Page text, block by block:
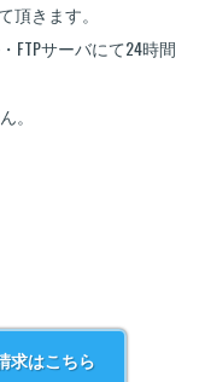
頂きます。
FTPサーバにて24時間
。
求はこちら